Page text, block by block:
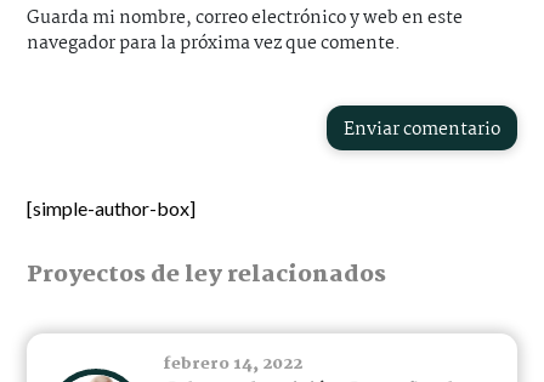
Guarda mi nombre, correo electrónico y web en este
navegador para la próxima vez que comente.
Enviar comentario
[simple-author-box]
Proyectos de ley relacionados
febrero 14, 2022